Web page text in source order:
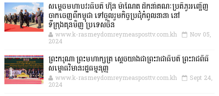
សម្តេចមហាបវរធិបតី ហ៊ុន ម៉ាណែត ដឹកនាំគណៈប្រតិភូអញ្ជើញ
ចាកចេញពីកម្ពុជា ទៅចូលរួមកិច្ចប្រជុំកំពូលនានា នៅ
ទីក្រុងគុនមិញ ប្រទេសចិន
www.k-rasmeydomreymeasposttv.com.kh Nov 05,
2024
ព្រះករុណា ព្រះមហាក្សត្រ ស្តេចយាងជាព្រះរាជាធិបតី ព្រះរាជពិធី
សម្ពោធវិមានរដ្ឋធម្មនុញ្ញ
www.k-rasmeydomreymeasposttv.com.kh Sept 24,
2024